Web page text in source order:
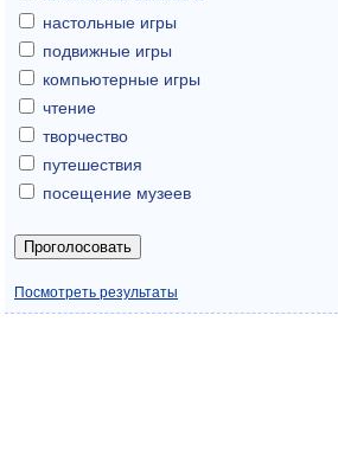
настольные игры
подвижные игры
компьютерные игры
чтение
творчество
путешествия
посещение музеев
Посмотреть результаты